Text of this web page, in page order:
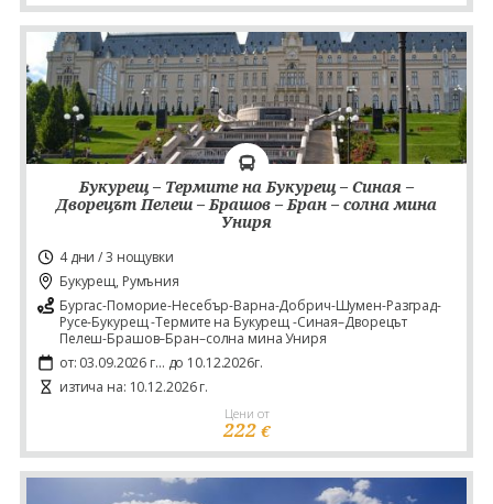
Букурещ – Термите на Букурещ – Синая –
Дворецът Пелеш – Брашов – Бран – солна мина
Униря
4 дни / 3 нощувки
Букурещ, Румъния
Бургас-Поморие-Несебър-Варна-Добрич-Шумен-Разград-
Русе-Букурещ -Термите на Букурещ -Синая–Дворецът
Пелеш-Брашов–Бран–солна мина Униря
от: 03.09.2026 г... до 10.12.2026г.
изтича на: 10.12.2026 г.
Цени от
222 €